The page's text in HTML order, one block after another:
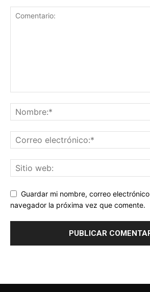
Guardar mi nombre, correo
navegador la próxima vez que comente.